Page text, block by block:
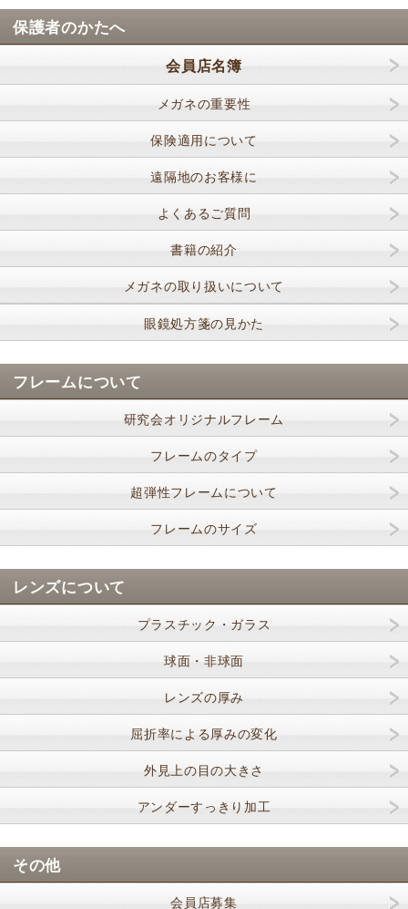
保護者のかたへ
会員店名簿
メガネの重要性
保険適用について
遠隔地のお客様に
よくあるご質問
書籍の紹介
メガネの取り扱いについて
眼鏡処方箋の見かた
フレームについて
研究会オリジナルフレーム
フレームのタイプ
超弾性フレームについて
フレームのサイズ
レンズについて
プラスチック・ガラス
球面・非球面
レンズの厚み
屈折率による厚みの変化
外見上の目の大きさ
アンダーすっきり加工
その他
会員店募集